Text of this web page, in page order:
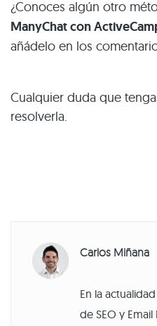
¿Conoces algún otro
ManyChat con
añádelo en los
Cualquier duda que
resolverla.
Carlos Miñana
En la
de SEO y